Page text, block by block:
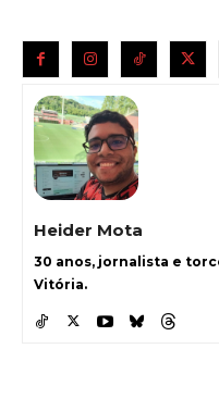
Heider Mota
30 anos, jornalista e
Vitória.